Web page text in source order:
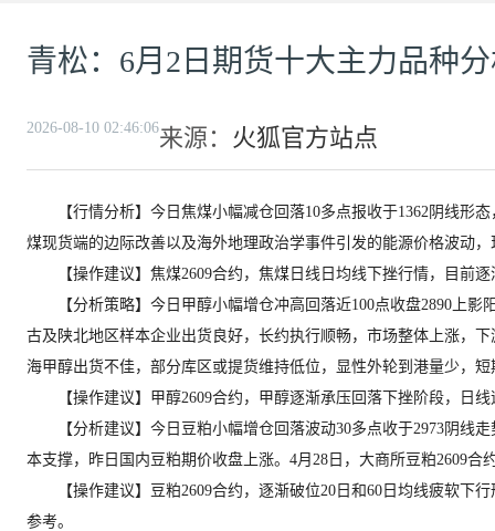
青松：6月2日期货十大主力品种
2026-08-10 02:46:06来源： 火狐官方站点
【行情分析】今日焦煤小幅减仓回落10多点报收于1362阴线形态
煤现货端的边际改善以及海外地理政治学事件引发的能源价格波动
【操作建议】焦煤2609合约，焦煤日线日均线下挫行情，目前逐
【分析策略】今日甲醇小幅增仓冲高回落近100点收盘2890上影
古及陕北地区样本企业出货良好，长约执行顺畅，市场整体上涨，
海甲醇出货不佳，部分库区或提货维持低位，显性外轮到港量少，
【操作建议】甲醇2609合约，甲醇逐渐承压回落下挫阶段，日线
【分析建议】今日豆粕小幅增仓回落波动30多点收于2973阴线走
本支撑，昨日国内豆粕期价收盘上涨。4月28日，大商所豆粕2609合
【操作建议】豆粕2609合约，逐渐破位20日和60日均线疲软下行
参考。